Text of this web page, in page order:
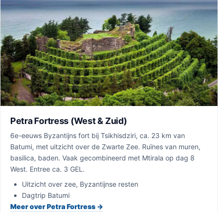
Petra Fortress (West & Zuid)
6e-eeuws Byzantijns fort bij Tsikhisdziri, ca. 23 km van
Batumi, met uitzicht over de Zwarte Zee. Ruïnes van muren,
basilica, baden. Vaak gecombineerd met Mtirala op dag 8
West. Entree ca. 3 GEL.
Uitzicht over zee, Byzantijnse resten
Dagtrip Batumi
Meer over Petra Fortress →